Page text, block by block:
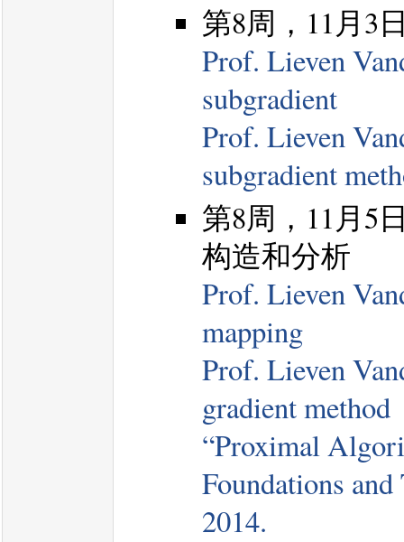
第8周，11月3
Prof. Lieven
subgradient
Prof. Lieven
subgradient
第8周，11月5
构造和分析
Prof. Lieven
mapping
Prof. Lieven
gradient method
“Proximal
Foundations
2014.